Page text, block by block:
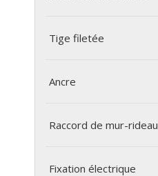
Tige filetée
Ancre
Raccord de mur-rideau
Fixation électrique